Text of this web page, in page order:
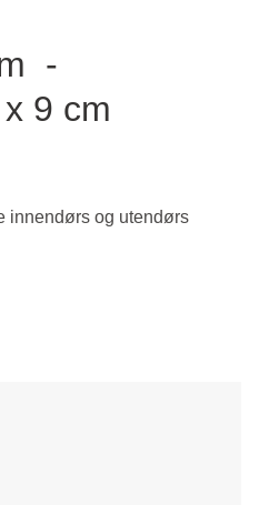
-
9 cm
innendørs og utendørs